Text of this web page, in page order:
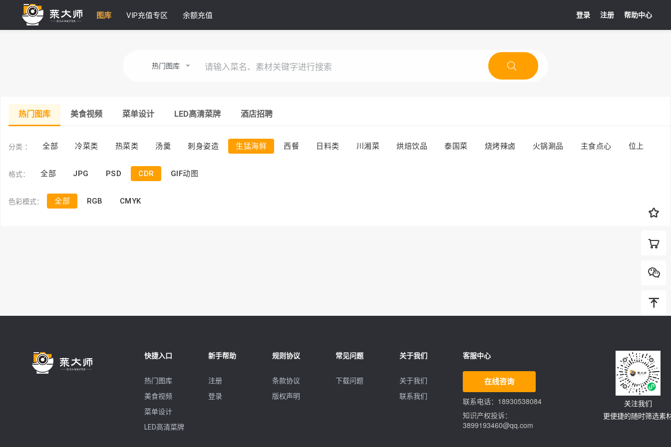
图库 VIP充值专区 余额充值 登录 注册 帮助中心
热门图库
热门图库 美食视频 菜单设计 LED高清菜牌 酒店招聘
分类 ： 全部 冷菜类 热菜类 汤羹 刺身姿造 生猛海鲜 西餐 日料类 川湘菜 烘焙饮品 泰国菜 烧烤辣卤 火锅涮品 主食点心 位上
格式： 全部 JPG PSD CDR GIF动图
色彩模式： 全部 RGB CMYK
快捷入口
热门图库
美食视频
菜单设计
LED高清菜牌
新手帮助
注册
登录
规则协议
条款协议
版权声明
常见问题
下载问题
关于我们
关于我们
联系我们
客服中心
在线咨询
联系电话：18930538084
知识产权投诉：
3899193460@qq.com
关注我们
更便捷的随时筛选素